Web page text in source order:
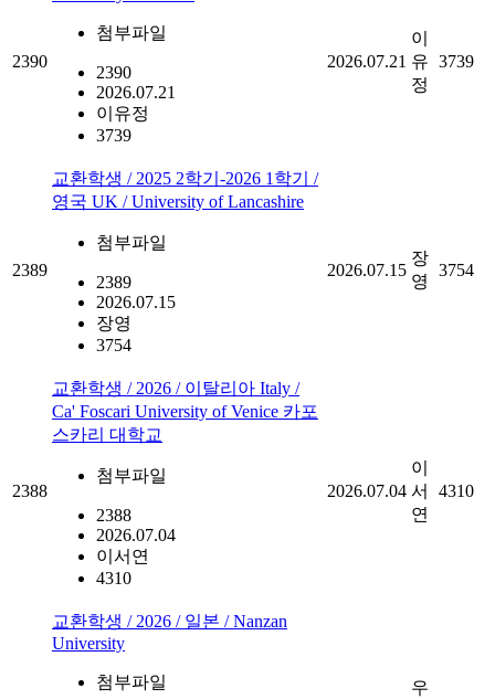
2390
첨부파일
2390
2026.07.21
이유정
3739
2026.07.21
이
유
정
3739
2389
교환학생 / 2025 2학기-2026 1학기 /
영국 UK / University of Lancashire
첨부파일
2389
2026.07.15
장영
3754
2026.07.15
장
영
3754
2388
교환학생 / 2026 / 이탈리아 Italy /
Ca' Foscari University of Venice 카포
스카리 대학교
첨부파일
2388
2026.07.04
이서연
4310
2026.07.04
이
서
연
4310
교환학생 / 2026 / 일본 / Nanzan
University
첨부파일
우